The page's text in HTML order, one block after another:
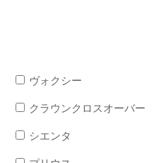
ヴォクシー
クラウンクロスオーバー
シエンタ